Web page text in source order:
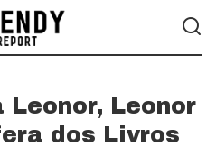
Leonor, Leonor
dos Livros